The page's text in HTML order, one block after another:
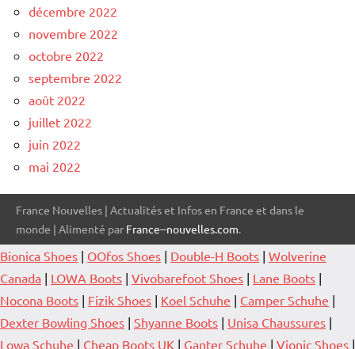
décembre 2022
novembre 2022
octobre 2022
septembre 2022
août 2022
juillet 2022
juin 2022
mai 2022
France Nouvelles | Actualités et Infos en France et dans le
monde | Alimenté par France--nouvelles.com.
Bionica Shoes | OOfos Shoes | Double-H Boots | Wolverine
Canada | LOWA Boots | Vivobarefoot Shoes | Lane Boots |
Nocona Boots | Fizik Shoes | Koel Schuhe | Camper Schuhe |
Dexter Bowling Shoes | Shyanne Boots | Unisa Chaussures |
Lowa Schuhe | Cheap Boots UK | Ganter Schuhe | Vionic Shoes |